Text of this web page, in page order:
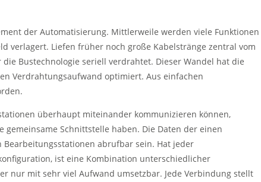
der Automatisierung. Mittlerweile werden viele Funktionen
verlagert. Liefen früher noch große Kabelstränge zentral vom
Bustechnologie seriell verdrahtet. Dieser Wandel hat die
Verdrahtungsaufwand optimiert. Aus einfachen
überhaupt miteinander kommunizieren können,
gemeinsame Schnittstelle haben. Die Daten der einen
abrufbar sein. Hat jeder
ist eine Kombination unterschiedlicher
nur mit sehr viel Aufwand umsetzbar. Jede Verbindung stellt